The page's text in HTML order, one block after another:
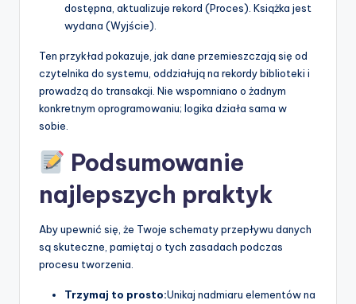
dostępna, aktualizuje rekord (Proces). Książka jest
wydana (Wyjście).
Ten przykład pokazuje, jak dane przemieszczają się od
czytelnika do systemu, oddziałują na rekordy biblioteki i
prowadzą do transakcji. Nie wspomniano o żadnym
konkretnym oprogramowaniu; logika działa sama w
sobie.
Podsumowanie
najlepszych praktyk
Aby upewnić się, że Twoje schematy przepływu danych
są skuteczne, pamiętaj o tych zasadach podczas
procesu tworzenia.
Trzymaj to prosto:Unikaj nadmiaru elementów na